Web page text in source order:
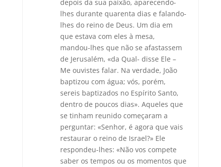
depois da sua paixão, aparecendo-
lhes durante quarenta dias e falando-
lhes do reino de Deus. Um dia em
que estava com eles à mesa,
mandou-lhes que não se afastassem
de Jerusalém, «da Qual- disse Ele –
Me ouvistes falar. Na verdade, João
baptizou com água; vós, porém,
sereis baptizados no Espírito Santo,
dentro de poucos dias». Aqueles que
se tinham reunido começaram a
perguntar: «Senhor, é agora que vais
restaurar o reino de Israel?» Ele
respondeu-lhes: «Não vos compete
saber os tempos ou os momentos que